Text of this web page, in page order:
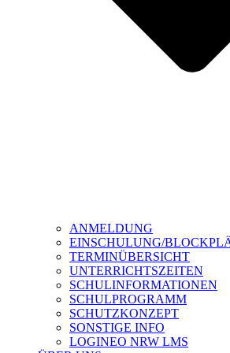
ANMELDUNG
EINSCHULUNG/
TERMINÜBERSICHT
UNTERRICHTSZEITEN
SCHULINFORMATIONEN
SCHULPROGRAMM
SCHUTZKONZEPT
SONSTIGE INFO
LOGINEO NRW LMS